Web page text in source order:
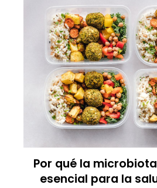
la microbiota intestinal es
para la salud digestiva